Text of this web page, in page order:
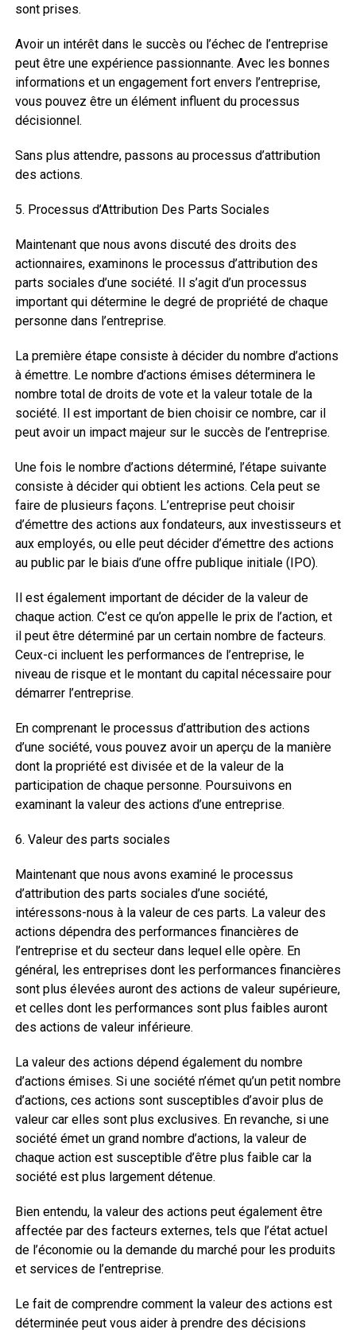
sont prises.
Avoir un intérêt dans le succès ou l’échec de l’entreprise
peut être une expérience passionnante. Avec les bonnes
informations et un engagement fort envers l’entreprise,
vous pouvez être un élément influent du processus
décisionnel.
Sans plus attendre, passons au processus d’attribution
des actions.
5. Processus d’Attribution Des Parts Sociales
Maintenant que nous avons discuté des droits des
actionnaires, examinons le processus d’attribution des
parts sociales d’une société. Il s’agit d’un processus
important qui détermine le degré de propriété de chaque
personne dans l’entreprise.
La première étape consiste à décider du nombre d’actions
à émettre. Le nombre d’actions émises déterminera le
nombre total de droits de vote et la valeur totale de la
société. Il est important de bien choisir ce nombre, car il
peut avoir un impact majeur sur le succès de l’entreprise.
Une fois le nombre d’actions déterminé, l’étape suivante
consiste à décider qui obtient les actions. Cela peut se
faire de plusieurs façons. L’entreprise peut choisir
d’émettre des actions aux fondateurs, aux investisseurs et
aux employés, ou elle peut décider d’émettre des actions
au public par le biais d’une offre publique initiale (IPO).
Il est également important de décider de la valeur de
chaque action. C’est ce qu’on appelle le prix de l’action, et
il peut être déterminé par un certain nombre de facteurs.
Ceux-ci incluent les performances de l’entreprise, le
niveau de risque et le montant du capital nécessaire pour
démarrer l’entreprise.
En comprenant le processus d’attribution des actions
d’une société, vous pouvez avoir un aperçu de la manière
dont la propriété est divisée et de la valeur de la
participation de chaque personne. Poursuivons en
examinant la valeur des actions d’une entreprise.
6. Valeur des parts sociales
Maintenant que nous avons examiné le processus
d’attribution des parts sociales d’une société,
intéressons-nous à la valeur de ces parts. La valeur des
actions dépendra des performances financières de
l’entreprise et du secteur dans lequel elle opère. En
général, les entreprises dont les performances financières
sont plus élevées auront des actions de valeur supérieure,
et celles dont les performances sont plus faibles auront
des actions de valeur inférieure.
La valeur des actions dépend également du nombre
d’actions émises. Si une société n’émet qu’un petit nombre
d’actions, ces actions sont susceptibles d’avoir plus de
valeur car elles sont plus exclusives. En revanche, si une
société émet un grand nombre d’actions, la valeur de
chaque action est susceptible d’être plus faible car la
société est plus largement détenue.
Bien entendu, la valeur des actions peut également être
affectée par des facteurs externes, tels que l’état actuel
de l’économie ou la demande du marché pour les produits
et services de l’entreprise.
Le fait de comprendre comment la valeur des actions est
déterminée peut vous aider à prendre des décisions